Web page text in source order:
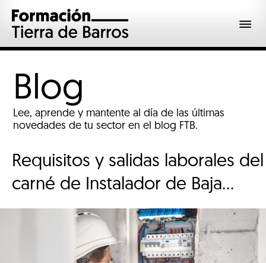
Blog
Lee, aprende y mantente al día de las últimas
novedades de tu sector en el blog FTB.
Requisitos y salidas laborales del
carné de Instalador de Baja
Tensión en 2026